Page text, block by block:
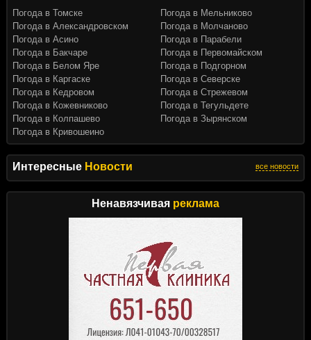
Интересные Новости все новости
Ненавязчивая реклама
Погода в Томске
Погода в Александровском
Погода в Асино
Погода в Бакчаре
Погода в Белом Яре
Погода в Каргаске
Погода в Кедровом
Погода в Кожевниково
Погода в Колпашево
Погода в Кривошеино
Погода в Мельниково
Погода в Молчаново
Погода в Парабели
Погода в Первомайском
Погода в Подгорном
Погода в Северске
Погода в Стрежевом
Погода в Тегульдете
Погода в Зырянском